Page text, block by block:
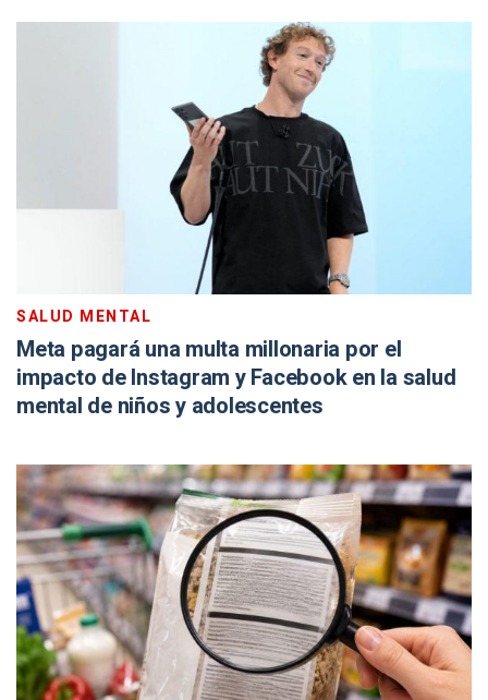
SALUD MENTAL
Meta pagará una multa millonaria por el
impacto de Instagram y Facebook en la salud
mental de niños y adolescentes